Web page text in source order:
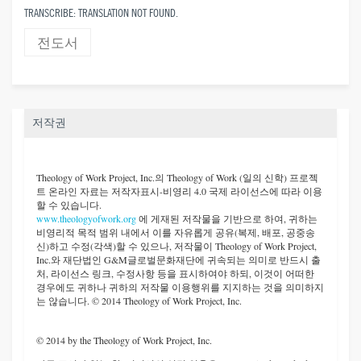
TRANSCRIBE: TRANSLATION NOT FOUND.
전도서
저작권
Theology of Work Project, Inc.의 Theology of Work (일의 신학) 프로젝
트 온라인 자료는 저작자표시-비영리 4.0 국제 라이선스에 따라 이용
할 수 있습니다.
www.theologyofwork.org에 게재된 저작물을 기반으로 하여, 귀하는
비영리적 목적 범위 내에서 이를 자유롭게 공유(복제, 배포, 공중송
신)하고 수정(각색)할 수 있으나, 저작물이 Theology of Work Project,
Inc.와 재단법인 G&M글로벌문화재단에 귀속되는 의미로 반드시 출
처, 라이선스 링크, 수정사항 등을 표시하여야 하되, 이것이 어떠한
경우에도 귀하나 귀하의 저작물 이용행위를 지지하는 것을 의미하지
는 않습니다. © 2014 Theology of Work Project, Inc.
© 2014 by the Theology of Work Project, Inc.